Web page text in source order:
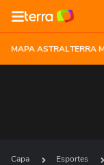
MAPA ASTRALTERRA
Capa Esportes